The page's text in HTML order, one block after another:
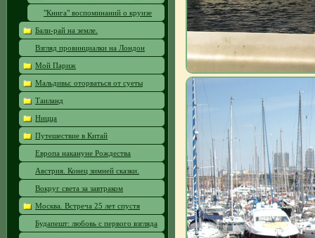
"Книга" воспоминаний о круизе
Бали-рай на земле.
Взгляд провинциалки на Лондон
Мой Париж
Мальдивы: оторваться от суеты
Таиланд
Ницца
Путешествие в Китай
Европа накануне Рождества
Австрия. Конец зимней сказки.
Вокруг света за завтраком
Москва. Встреча 25 лет спустя
Будапешт: любовь с первого взгляда